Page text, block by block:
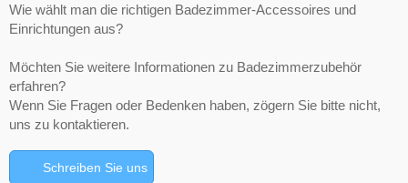
Wie wählt man die richtigen Badezimmer-Accessoires und
Einrichtungen aus?
Möchten Sie weitere Informationen zu Badezimmerzubehör
erfahren?
Wenn Sie Fragen oder Bedenken haben, zögern Sie bitte nicht,
uns zu kontaktieren.
Schreiben Sie uns